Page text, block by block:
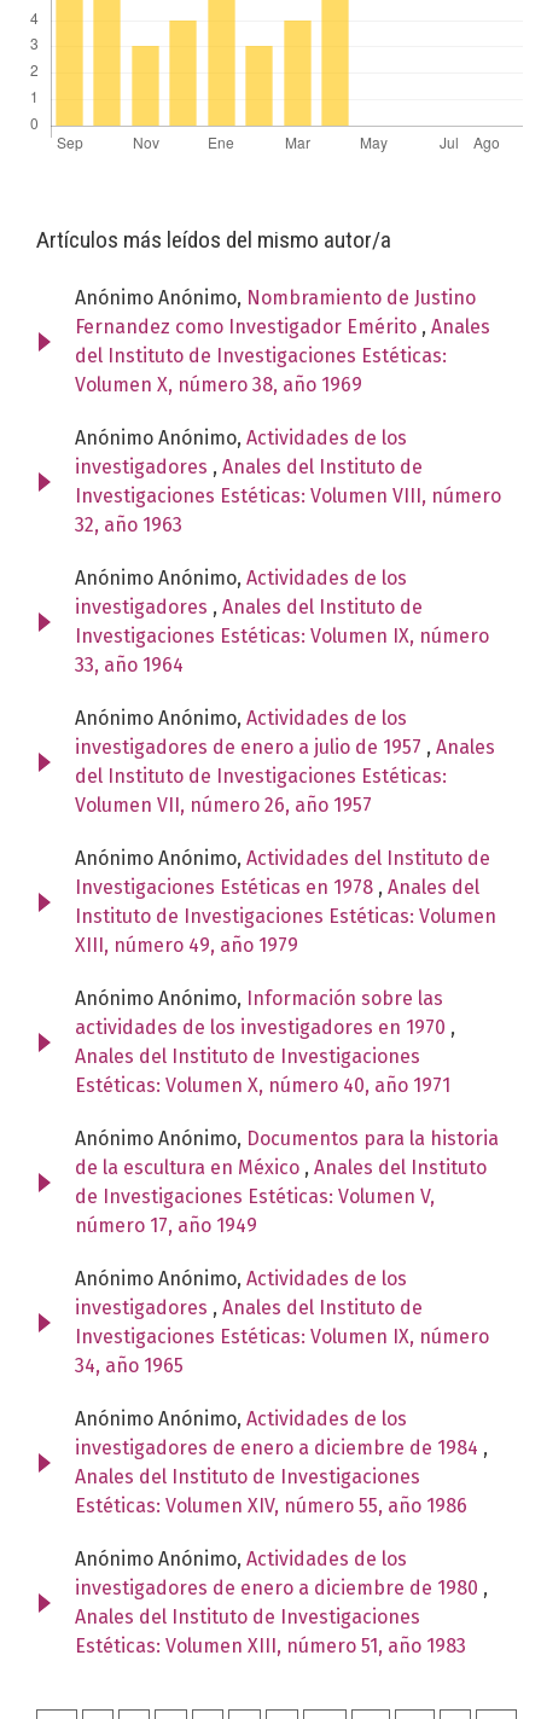
Artículos más leídos del mismo autor/a
Anónimo Anónimo, Nombramiento de Justino
Fernandez como Investigador Emérito , Anales
del Instituto de Investigaciones Estéticas:
Volumen X, número 38, año 1969
Anónimo Anónimo, Actividades de los
investigadores , Anales del Instituto de
Investigaciones Estéticas: Volumen VIII, número
32, año 1963
Anónimo Anónimo, Actividades de los
investigadores , Anales del Instituto de
Investigaciones Estéticas: Volumen IX, número
33, año 1964
Anónimo Anónimo, Actividades de los
investigadores de enero a julio de 1957 , Anales
del Instituto de Investigaciones Estéticas:
Volumen VII, número 26, año 1957
Anónimo Anónimo, Actividades del Instituto de
Investigaciones Estéticas en 1978 , Anales del
Instituto de Investigaciones Estéticas: Volumen
XIII, número 49, año 1979
Anónimo Anónimo, Información sobre las
actividades de los investigadores en 1970 ,
Anales del Instituto de Investigaciones
Estéticas: Volumen X, número 40, año 1971
Anónimo Anónimo, Documentos para la historia
de la escultura en México , Anales del Instituto
de Investigaciones Estéticas: Volumen V,
número 17, año 1949
Anónimo Anónimo, Actividades de los
investigadores , Anales del Instituto de
Investigaciones Estéticas: Volumen IX, número
34, año 1965
Anónimo Anónimo, Actividades de los
investigadores de enero a diciembre de 1984 ,
Anales del Instituto de Investigaciones
Estéticas: Volumen XIV, número 55, año 1986
Anónimo Anónimo, Actividades de los
investigadores de enero a diciembre de 1980 ,
Anales del Instituto de Investigaciones
Estéticas: Volumen XIII, número 51, año 1983